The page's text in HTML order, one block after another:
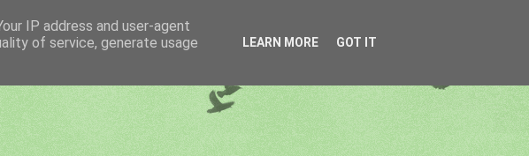
IP address and user-agent
of service, generate usage
LEARN MORE GOT IT